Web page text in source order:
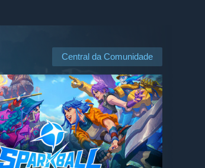
Central da Comunidade